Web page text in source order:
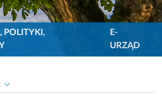
POLITYKI,
E-
URZĄD